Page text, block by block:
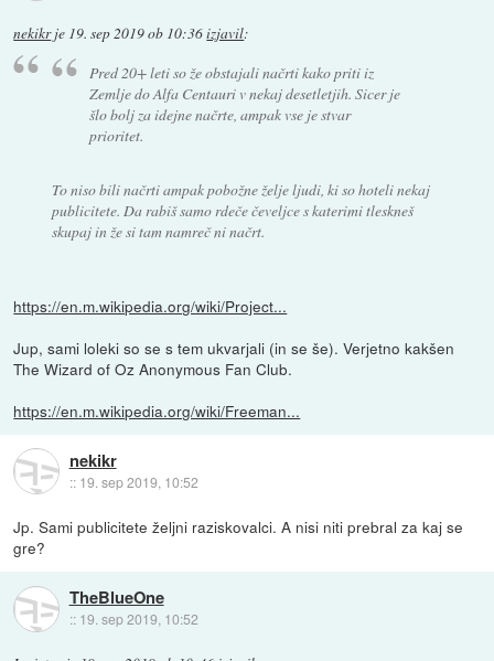
nekikrje 19. sep 2019 ob 10:36izjavil:
Pred 20+ leti so že obstajali načrti kako priti iz
Zemlje do Alfa Centauri v nekaj desetletjih. Sicer je
šlo bolj za idejne načrte, ampak vse je stvar
prioritet.
To niso bili načrti ampak pobožne želje ljudi, ki so hoteli nekaj
publicitete. Da rabiš samo rdeče čeveljce s katerimi tleskneš
skupaj in že si tam namreč ni načrt.
https://en.m.wikipedia.org/wiki/Project...
Jup, sami loleki so se s tem ukvarjali (in se še). Verjetno kakšen
The Wizard of Oz Anonymous Fan Club.
https://en.m.wikipedia.org/wiki/Freeman...
nekikr
:: 19. sep 2019, 10:52
Jp. Sami publicitete željni raziskovalci. A nisi niti prebral za kaj se
gre?
TheBlueOne
:: 19. sep 2019, 10:52